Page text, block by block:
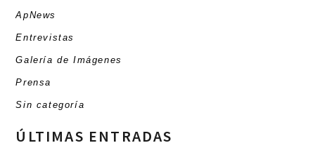
ApNews
Entrevistas
Galería de Imágenes
Prensa
Sin categoría
ÚLTIMAS ENTRADAS